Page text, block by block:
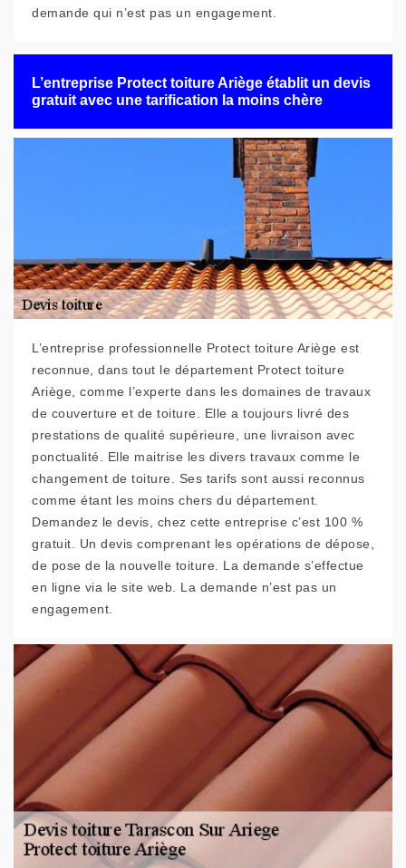
demande qui n’est pas un engagement.
L’entreprise Protect toiture Ariège établit un devis
gratuit avec une tarification la moins chère
L’entreprise professionnelle Protect toiture Ariège est
reconnue, dans tout le département Protect toiture
Ariège, comme l’experte dans les domaines de travaux
de couverture et de toiture. Elle a toujours livré des
prestations de qualité supérieure, une livraison avec
ponctualité. Elle maitrise les divers travaux comme le
changement de toiture. Ses tarifs sont aussi reconnus
comme étant les moins chers du département.
Demandez le devis, chez cette entreprise c’est 100 %
gratuit. Un devis comprenant les opérations de dépose,
de pose de la nouvelle toiture. La demande s’effectue
en ligne via le site web. La demande n’est pas un
engagement.